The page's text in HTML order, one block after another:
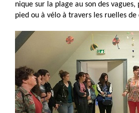
nique sur la plage au son des vagues,
pied ou à vélo à travers les ruelles